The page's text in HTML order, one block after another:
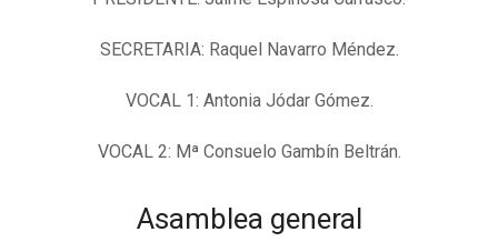
SECRETARIA: Raquel Navarro Méndez.
VOCAL 1: Antonia Jódar Gómez.
VOCAL 2: Mª Consuelo Gambín Beltrán.
Asamblea general